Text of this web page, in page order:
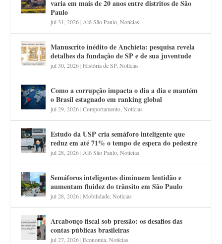
varia em mais de 20 anos entre distritos de São
Paulo
jul 31, 2026| Alô São Paulo ,Notícias
Manuscrito inédito de Anchieta: pesquisa revela
detalhes da fundação de SP e de sua juventude
jul 30, 2026|História de SP,Notícias
Como a corrupção impacta o dia a dia e mantém
o Brasil estagnado em ranking global
jul 29, 2026|Comportamento ,Notícias
Estudo da USP cria semáforo inteligente que
reduz em até 71% o tempo de espera do pedestre
jul 28, 2026| Alô São Paulo ,Notícias
Semáforos inteligentes diminuem lentidão e
aumentam fluidez do trânsito em São Paulo
jul 28, 2026|Mobilidade ,Notícias
Arcabouço fiscal sob pressão: os desafios das
contas públicas brasileiras
jul 27, 2026|Economia ,Notícias